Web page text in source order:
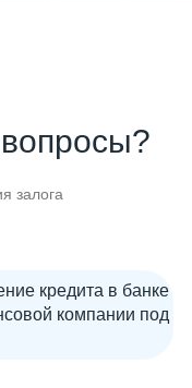
залога
кредита в банке
компании под